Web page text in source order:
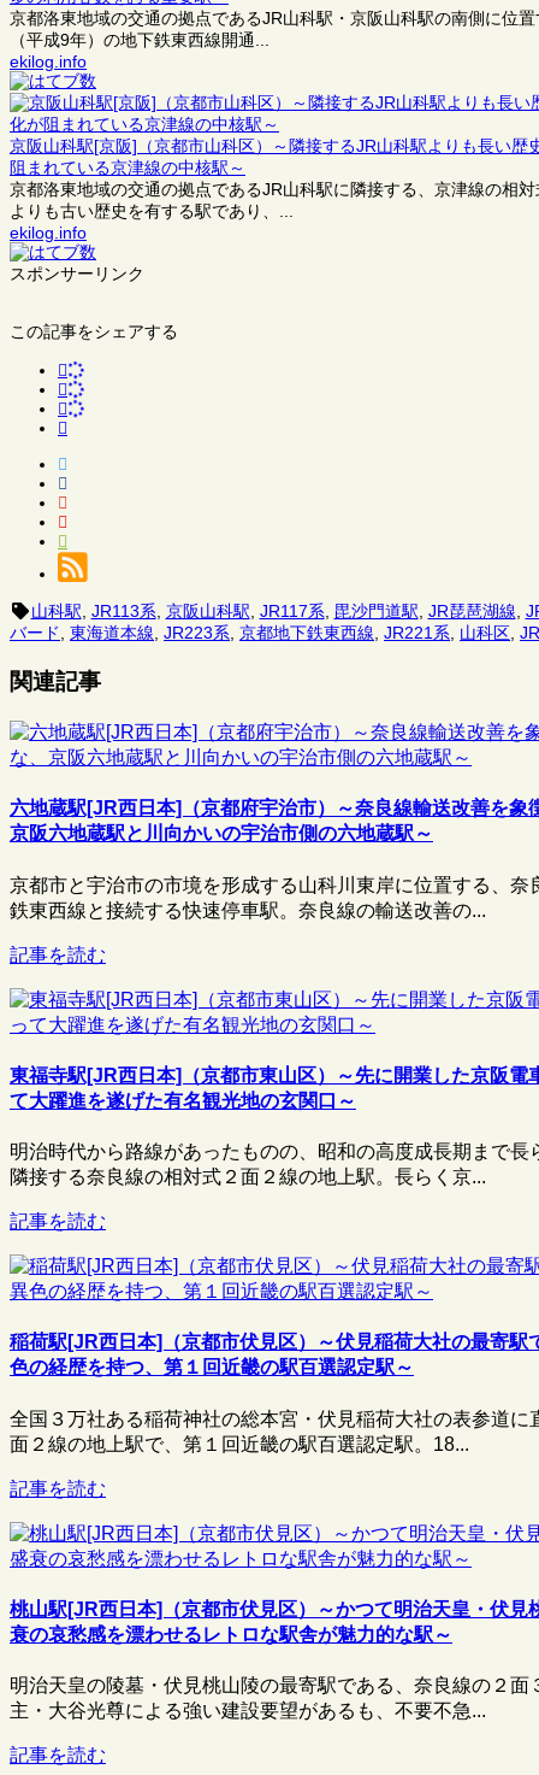
京都洛東地域の交通の拠点であるJR山科駅・京阪山科駅の南側に位
（平成9年）の地下鉄東西線開通...
ekilog.info
京阪山科駅[京阪]（京都市山科区）～隣接するJR山科駅よりも長い
阻まれている京津線の中核駅～
京都洛東地域の交通の拠点であるJR山科駅に隣接する、京津線の相
よりも古い歴史を有する駅であり、...
ekilog.info
スポンサーリンク
この記事をシェアする
山科駅 JR113系 京阪山科駅 JR117系 毘沙門道駅 JR琵琶湖線
バード
東海道本線 JR223系 京都地下鉄東西線 JR221系 山科区
関連記事
六地蔵駅[JR西日本]（京都府宇治市）～奈良線輸送改善を象
京阪六地蔵駅と川向かいの宇治市側の六地蔵駅～
京都市と宇治市の市境を形成する山科川東岸に位置する、
鉄東西線と接続する快速停車駅。奈良線の輸送改善の...
記事を読む
東福寺駅[JR西日本]（京都市東山区）～先に開業した京阪電
て大躍進を遂げた有名観光地の玄関口～
明治時代から路線があったものの、昭和の高度成長期まで
隣接する奈良線の相対式２面２線の地上駅。長らく京...
記事を読む
稲荷駅[JR西日本]（京都市伏見区）～伏見稲荷大社の最寄駅
色の経歴を持つ、第１回近畿の駅百選認定駅～
全国３万社ある稲荷神社の総本宮・伏見稲荷大社の表参道
面２線の地上駅で、第１回近畿の駅百選認定駅。18...
記事を読む
桃山駅[JR西日本]（京都市伏見区）～かつて明治天皇・伏見
衰の哀愁感を漂わせるレトロな駅舎が魅力的な駅～
明治天皇の陵墓・伏見桃山陵の最寄駅である、奈良線の２
主・大谷光尊による強い建設要望があるも、不要不急...
記事を読む